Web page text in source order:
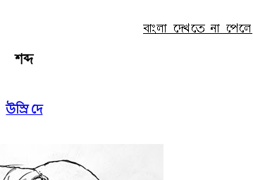
শব্দ
উস্রি দে